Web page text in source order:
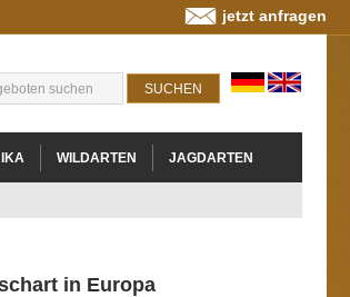
jetzt anfragen
WILDARTEN JAGDARTEN
in Europa